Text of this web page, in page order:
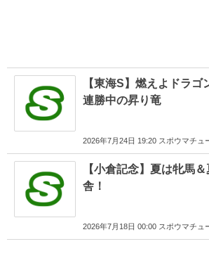
【東海S】燃えよドラ
連勝中の昇り竜
2026年7月24日 19:20 スポウマチュ
【小倉記念】夏は牝馬
舎！
2026年7月18日 00:00 スポウマチュ